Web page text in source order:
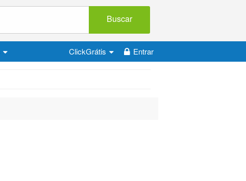
Buscar
Entrar
ClickGrátis